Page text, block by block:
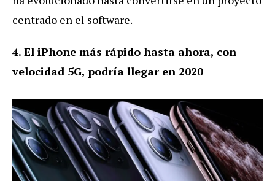
centrado en el software.
4. El iPhone más rápido hasta ahora, con
velocidad 5G, podría llegar en 2020